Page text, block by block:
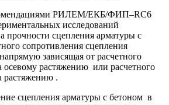
РИЛЕМ/ЕКБ/ФИП–RC6
исследований
прочности сцепления арматуры с
сопротивления сцепления
зависящая от расчетного
осевому растяжению или расчетного
растяжению .
сцепления арматуры с бетоном в